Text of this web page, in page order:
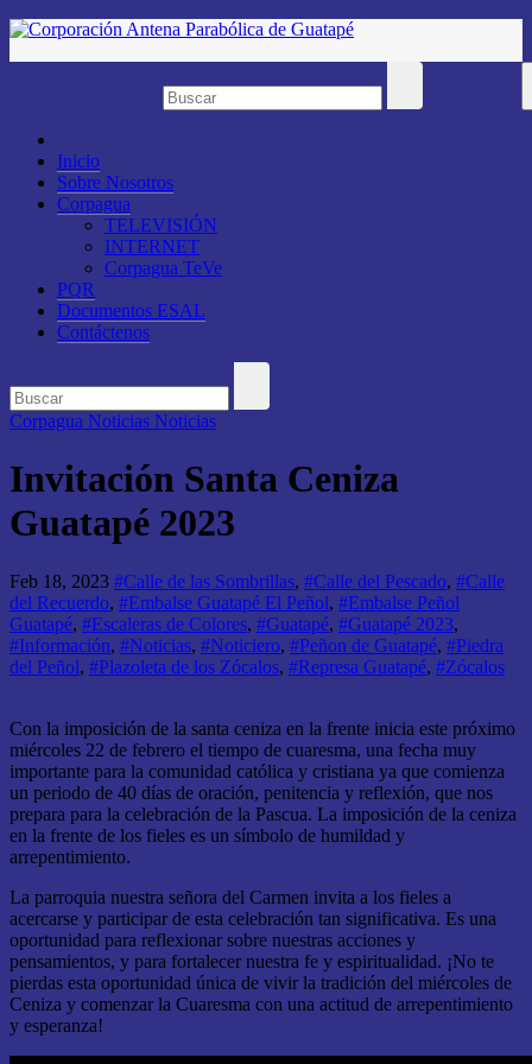
Saltar
Inicio
Sobre Nosotros
Corpagua
TELEVISIÓN
INTERNET
Corpagua TeVe
PQR
Documentos ESAL
Contáctenos
Corpagua Noticias Noticias
Invitación Santa Ceniza
Guatapé 2023
Feb 18, 2023 #Calle de las Sombrillas, #Calle del Pescado, #Calle
del Recuerdo, #Embalse Guatapé El Peñol, #Embalse Peñol
Guatapé, #Escaleras de Colores, #Guatapé, #Guatapé 2023,
#Información, #Noticias, #Noticiero, #Peñon de Guatapé, #Piedra
del Peñol, #Plazoleta de los Zócalos, #Represa Guatapé, #Zócalos
Con la imposición de la santa ceniza en la frente inicia este próximo
miércoles 22 de febrero el tiempo de cuaresma, una fecha muy
importante para la comunidad católica y cristiana ya que comienza
un periodo de 40 días de oración, penitencia y reflexión, que nos
prepara para la celebración de la Pascua. La imposición de la ceniza
en la frente de los fieles es un símbolo de humildad y
arrepentimiento.
La parroquia nuestra señora del Carmen invita a los fieles a
acercarse y participar de esta celebración tan significativa. Es una
oportunidad para reflexionar sobre nuestras acciones y
pensamientos, y para fortalecer nuestra fe y espiritualidad. ¡No te
pierdas esta oportunidad única de vivir la tradición del miércoles de
Ceniza y comenzar la Cuaresma con una actitud de arrepentimiento
y esperanza!